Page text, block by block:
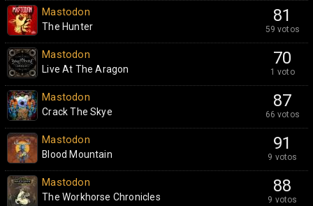
81
59 votos
Mastodon
The Hunter
70
1 voto
Mastodon
Live At The Aragon
87
66 votos
Mastodon
Crack The Skye
91
9 votos
Mastodon
Blood Mountain
88
9 votos
Mastodon
The Workhorse Chronicles